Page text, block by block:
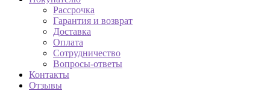
Рассрочка
Гарантия и возврат
Доставка
Оплата
Сотрудничество
Вопросы-ответы
Контакты
Отзывы